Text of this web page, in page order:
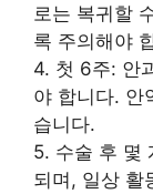
로는 복귀할
록 주의해야
4. 첫 6주: 안
야 합니다. 안
습니다.
5. 수술 후 몇
되며, 일상 활